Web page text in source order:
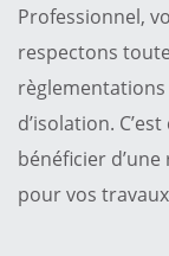
Professionnel,
respectons
d’isolation.
bénéficier
pour vos